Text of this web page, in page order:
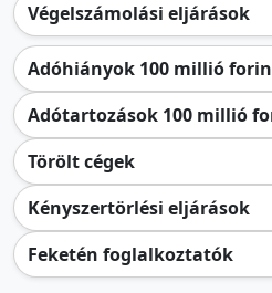
Végelszámolási eljárások
Adóhiányok 100 millió
Adótartozások 100 millió
Törölt cégek
Kényszertörlési eljárások
Feketén foglalkoztatók